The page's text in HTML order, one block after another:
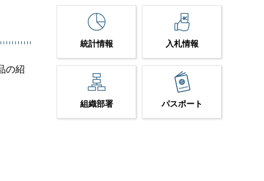
の紹
統計情報 入札情報
組織部署 パスポート